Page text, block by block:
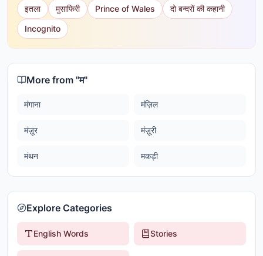
इतला मुसाफिरी Prince of Wales
दो बन्दरों की कहानी
Incognito
More from "म"
मंगाना मंज़िल
मंज़ूर मंज़ूरी
मंथन मकड़ी
Explore Categories
English Words Stories